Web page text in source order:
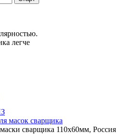
легче
масок сварщика
сварщика 110х60мм, Россия